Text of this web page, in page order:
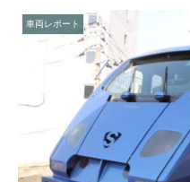
車両レポート